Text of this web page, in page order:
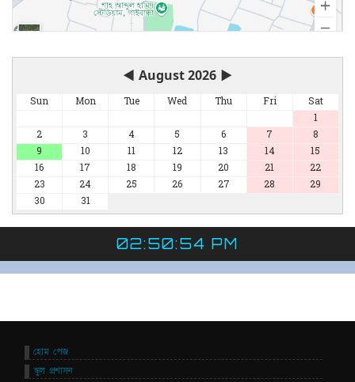
◀ August 2026 ▶
Sun Mon Tue Wed Thu Fri
Sat
1
2
3 4 5 6 7
8
9
10 11 12 13 14
15
16
17 18 19 20 21
22
23
24 25 26 27 28
29
30
31
02:50:54 PM
হোম পেজ
স্কুল প্রশাসন